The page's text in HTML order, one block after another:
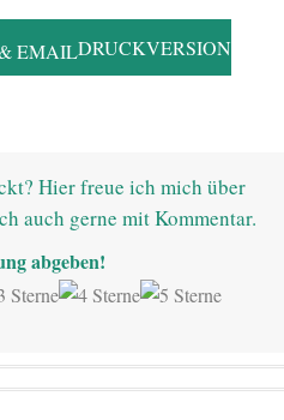
DRUCKVERSION
Hier freue ich mich über
auch gerne mit Kommentar.
abgeben!